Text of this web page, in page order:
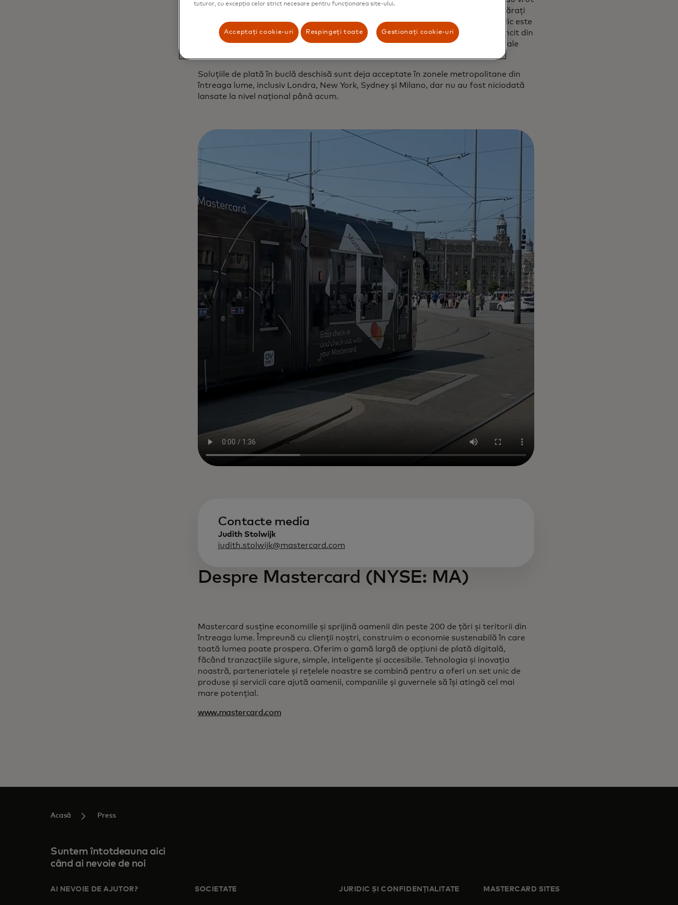
să folosească transportul public.” De acum înainte, nu mai este nevoie să cumpărați
bilete separat sau să pierdeți trenul pentru că soldul cardului de transport public este
prea mic. Acesta a fost un efort de echipă uimitor. Atât de mulți oameni au muncit din
greu la asta în ultimii doi ani. Este incredibil să vedem cum eforturile noastre și ale
Soluțiile de plată în buclă deschisă sunt deja acceptate în zonele metropolitane din
întreaga lume, inclusiv Londra, New York, Sydney și Milano, dar nu au fost niciodată
lansate la nivel național până acum.
Contacte media
Judith Stolwijk
judith.stolwijk@mastercard.com
Despre Mastercard (NYSE: MA)
Mastercard susține economiile și sprijină oamenii din peste 200 de țări și teritorii din
întreaga lume. Împreună cu clienții noștri, construim o economie sustenabilă în care
toată lumea poate prospera. Oferim o gamă largă de opțiuni de plată digitală,
făcând tranzacțiile sigure, simple, inteligente și accesibile. Tehnologia și inovația
noastră, parteneriatele și rețelele noastre se combină pentru a oferi un set unic de
produse și servicii care ajută oamenii, companiile și guvernele să își atingă cel mai
mare potențial.
www.mastercard.com
Acasă Press
Suntem întotdeauna aici
când ai nevoie de noi
AI NEVOIE DE AJUTOR? SOCIETATE JURIDIC ȘI CONFIDENȚIALITATE MASTERCARD SITES
tuturor, cu excepția celor strict necesare pentru funcționarea site-ului.
Acceptați cookie-uri Respingeți toate Gestionați cookie-uri